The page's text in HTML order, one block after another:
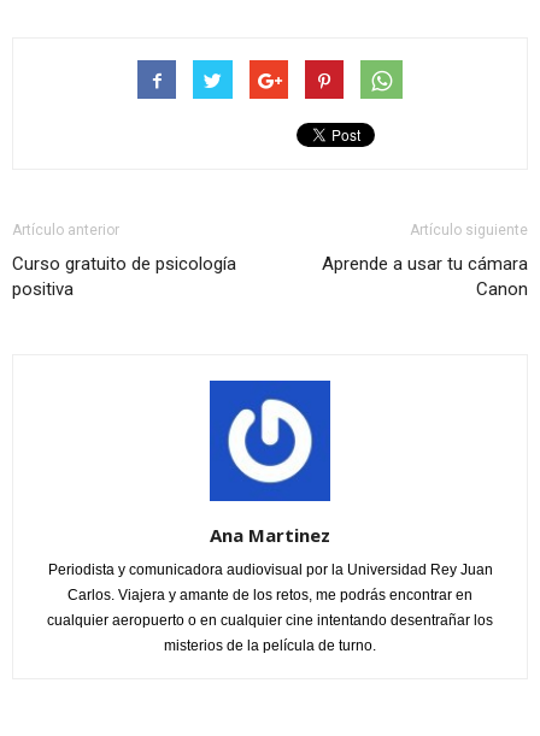
Artículo anterior
Curso gratuito de psicología
positiva
Artículo siguiente
Aprende a usar tu cámara
Canon
Ana Martinez
Periodista y comunicadora audiovisual por la Universidad Rey Juan
Carlos. Viajera y amante de los retos, me podrás encontrar en
cualquier aeropuerto o en cualquier cine intentando desentrañar los
misterios de la película de turno.